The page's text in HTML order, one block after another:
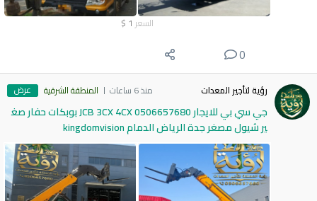
السعر 1
$
0
رؤية لتأجير المعدات منذ 6 ساعات المنطقة الشرقية عرض
جي سي بي للايجار 0506657680 JCB 3CX 4CX بوبكات حفار صغ
ير شيول مصغر جدة الرياض الدمام kingdomvision